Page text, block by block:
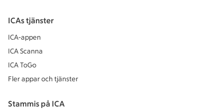
ICAs tjänster
ICA-appen
ICA Scanna
ICA ToGo
Fler appar och tjänster
Stammis på ICA